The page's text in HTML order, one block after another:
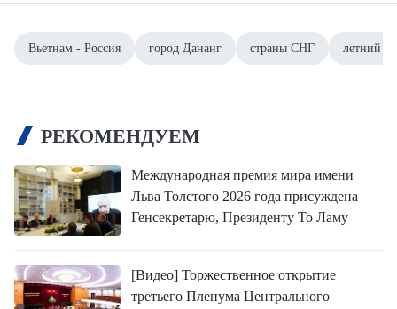
Вьетнам - Россия город Дананг страны СНГ летний
РЕКОМЕНДУЕМ
Международная премия мира имени
Льва Толстого 2026 года присуждена
Генсекретарю, Президенту То Ламу
[Видео] Торжественное открытие
третьего Пленума Центрального